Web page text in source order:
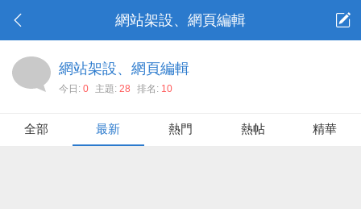
網站架設、網頁編輯
網站架設、網頁編輯
今日: 0 主題: 28 排名: 10
全部 最新 熱門 熱帖 精華